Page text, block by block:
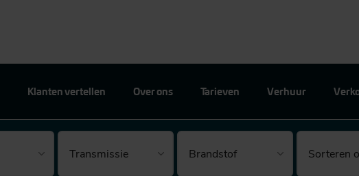
Klanten vertellen Over ons Tarieven Verhuur
Brandstof